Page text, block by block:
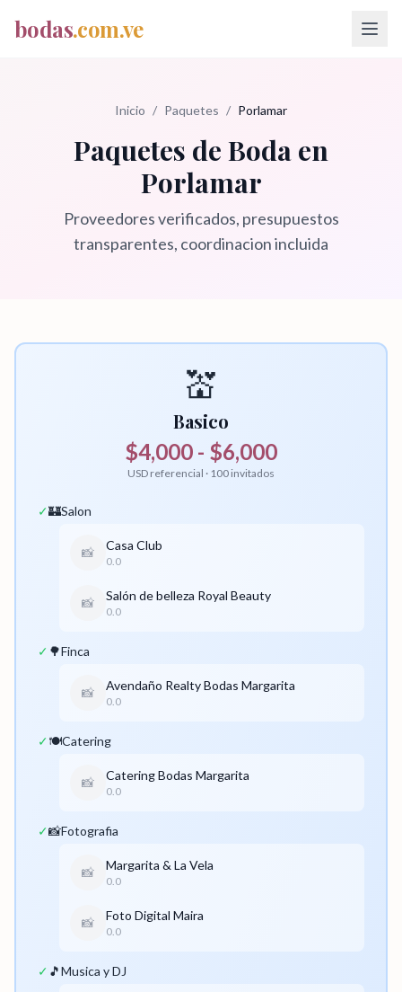
bodas.com.ve
Inicio / Paquetes / Porlamar
Paquetes de Boda en
Porlamar
Proveedores verificados, presupuestos
transparentes, coordinacion incluida
💒
Basico
$4,000 - $6,000
USD referencial · 100 invitados
✓🏰Salon
📸 Casa Club
0.0
📸 Salón de belleza Royal Beauty
0.0
✓ 🌳Finca
📸 Avendaño Realty Bodas Margarita
0.0
✓🍽️Catering
📸 Catering Bodas Margarita
0.0
✓📸Fotografia
📸 Margarita & La Vela
0.0
📸 Foto Digital Maira
0.0
✓ 🎵Musica y DJ